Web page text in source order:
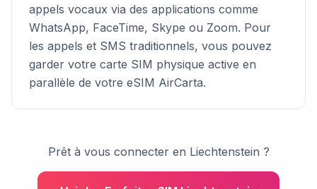
appels vocaux via des applications comme
WhatsApp, FaceTime, Skype ou Zoom. Pour
les appels et SMS traditionnels, vous pouvez
garder votre carte SIM physique active en
parallèle de votre eSIM AirCarta.
Prêt à vous connecter en Liechtenstein ?